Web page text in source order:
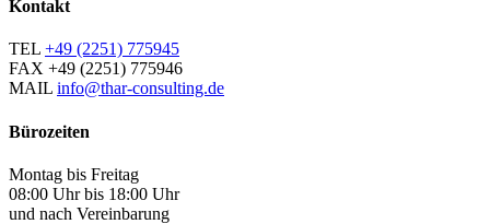
Kontakt
TEL +49 (2251) 775945
FAX +49 (2251) 775946
MAIL info@thar-consulting.de
Bürozeiten
Montag bis Freitag
08:00 Uhr bis 18:00 Uhr
und nach Vereinbarung